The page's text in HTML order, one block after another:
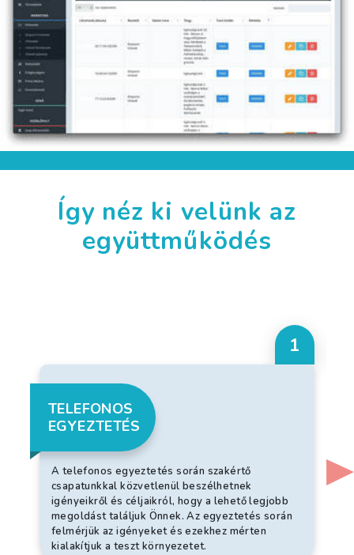
Így néz ki velünk az
együttműködés
TELEFONOS
EGYEZTETÉS
A telefonos egyeztetés során szakértő
csapatunkkal közvetlenül beszélhetnek
igényeikről és céljaikról, hogy a lehető legjobb
megoldást találjuk Önnek. Az egyeztetés során
felmérjük az igényeket és ezekhez mérten
kialakítjuk a teszt környezetet.
1